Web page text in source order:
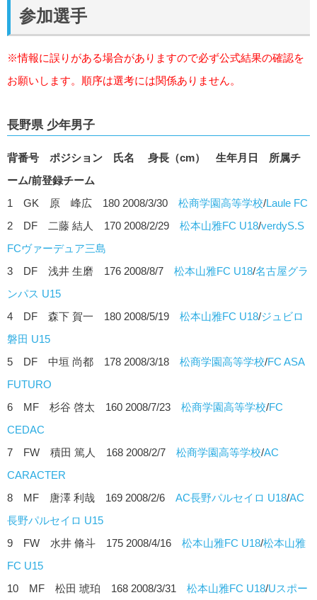
参加選手
※情報に誤りがある場合がありますので必ず公式結果の確認を
お願いします。順序は選考には関係ありません。
長野県 少年男子
背番号 ポジション 氏名 身長（cm） 生年月日 所属チ
ーム/前登録チーム
1 GK 原 峰広 180 2008/3/30 松商学園高等学校/Laule FC
2 DF 二藤 結人 170 2008/2/29 松本山雅FC U18/verdyS.S
FCヴァーデュア三島
3 DF 浅井 生磨 176 2008/8/7 松本山雅FC U18/名古屋グラ
ンパス U15
4 DF 森下 賀一 180 2008/5/19 松本山雅FC U18/ジュビロ
磐田 U15
5 DF 中垣 尚都 178 2008/3/18 松商学園高等学校/FC ASA
FUTURO
6 MF 杉谷 啓太 160 2008/7/23 松商学園高等学校/FC
CEDAC
7 FW 積田 篤人 168 2008/2/7 松商学園高等学校/AC
CARACTER
8 MF 唐澤 利哉 169 2008/2/6 AC長野パルセイロ U18/AC
長野パルセイロ U15
9 FW 水井 脩斗 175 2008/4/16 松本山雅FC U18/松本山雅
FC U15
10 MF 松田 琥珀 168 2008/3/31 松本山雅FC U18/Uスポー